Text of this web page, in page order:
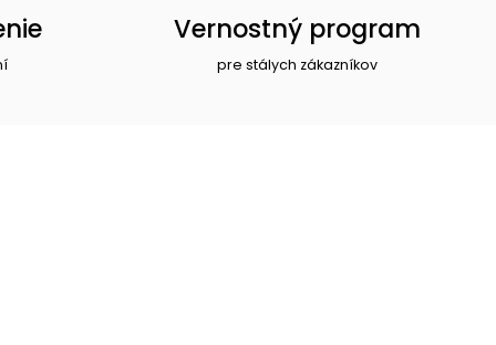
Vernostný program
pre stálych zákazníkov